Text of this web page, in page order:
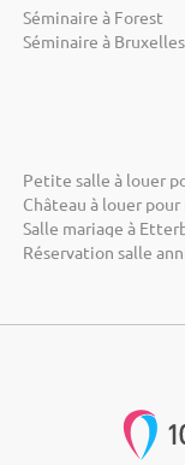
Séminaire à Forest
Séminaire à Bruxelles
Petite salle à louer
Château à louer
Salle mariage à
Réservation salle